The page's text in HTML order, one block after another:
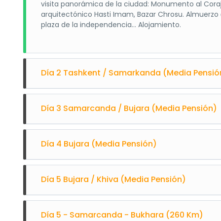
visita panorámica de la ciudad: Monumento al
arquitectónico Hasti Imam, Bazar Chrosu.
plaza de la independencia… Alojamiento.
Día 2 Tashkent / Samarkanda (Media
Desayuno. Traslado en tren hasta Samarcanda.
impresionante por su tamaño y la armonía de sus
Kori. Almuerzo en restaurante local.
Día 3 Samarcanda / Bujara (Media Pensión)
Desayuno. Comienzo de las visitas con el
Mezquita Bibi Khanum, una maravilla
autocar a Bujara. Alojamiento.
Día 4 Bujara (Media Pensión)
Desayuno. Comenzamos con el Mausoleo de la
Veremos el museo del Agua y el manantial santo
y visita del gran fuerte-ciudadela del Arca.
conjunto de madrasas alrededor y con el complejo
Día 5 Bujara / Khiva (Media Pensión)
Desayuno. Salida con destino Khiva, atravesando
Seda. Almuerzo en establecimiento local. Llegada y
Día 5 - Samarcanda - Bukhara (260 Km)